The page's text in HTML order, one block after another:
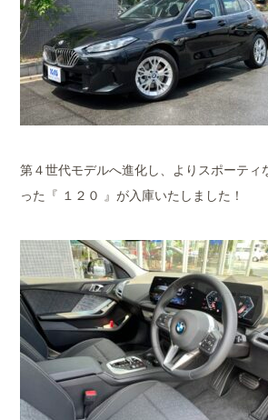
第４世代モデルへ進化し、よりスポーティ
った『 １２０ 』が入庫いたしました！